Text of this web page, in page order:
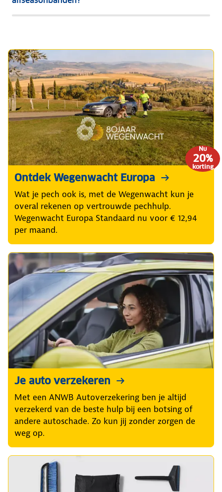
en
winterbanden
of
toch
allseasonbanden?
Nu
20%
korting
Ontdek Wegenwacht Europa
Wat je pech ook is, met de Wegenwacht kun je
overal rekenen op vertrouwde pechhulp.
Wegenwacht Europa Standaard nu voor € 12,94
per maand.
Je auto verzekeren
Met een ANWB Autoverzekering ben je altijd
verzekerd van de beste hulp bij een botsing of
andere autoschade. Zo kun jij zonder zorgen de
weg op.